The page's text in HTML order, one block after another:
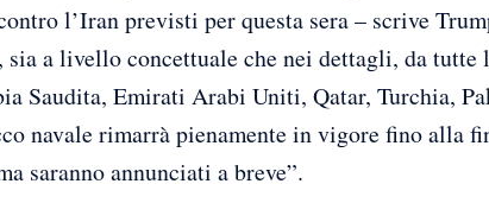
l’Iran previsti per questa sera – scrive
a livello concettuale che nei dettagli, da tutte
Saudita, Emirati Arabi Uniti, Qatar, Turchia,
navale rimarrà pienamente in vigore fino alla
saranno annunciati a breve”.